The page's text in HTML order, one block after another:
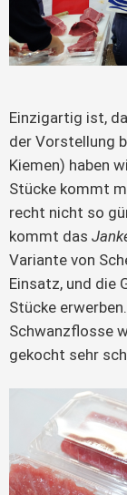
Einzigartig ist,
der Vorstellung
Kiemen) haben
Stücke kommt
recht nicht so
kommt das
Variante von
Einsatz, und die
Stücke
Schwanzflosse
gekocht sehr